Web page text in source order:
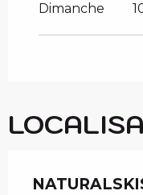
Dimanche